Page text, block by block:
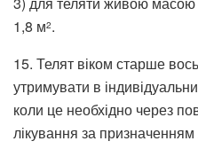
1,8 м2.
15. Телят віком старше
утримувати в
коли це необхідно через
лікування за призначенням